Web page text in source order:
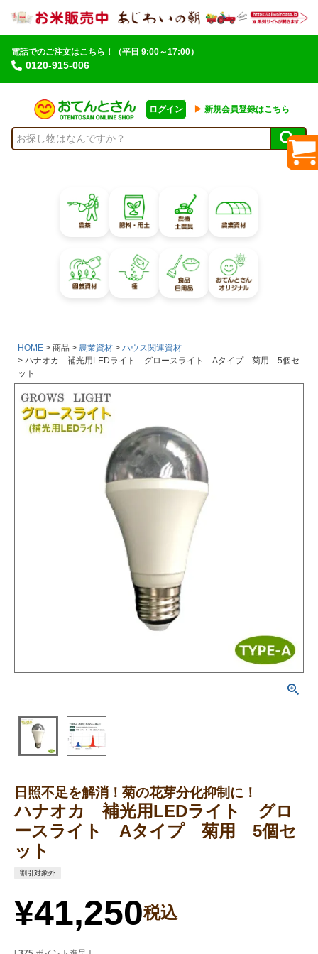
電話でのご注文はこちら！
0120-915-006
（平日 9:00～17:00）
ログイン ▶︎ 新規会員登録はこちら
HOME 商品 農業資材
ハウス関連資材
ハナオカ 補光用LEDライト グロースライト Aタイプ 菊用 5個セ
ット
日照不足を解消！菊の花芽分化抑制に！
ハナオカ 補光用LEDライト グロ
ースライト Aタイプ 菊用 5個セ
ット
割引対象外
¥41,250税込